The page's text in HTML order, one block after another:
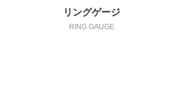
リングゲージ
RING GAUGE